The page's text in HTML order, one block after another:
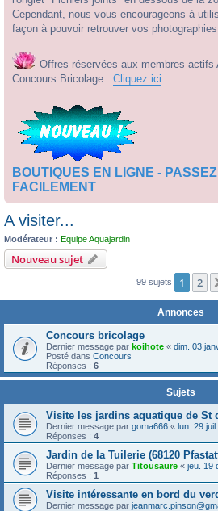
Cependant, nous vous encourageons à
façon à pouvoir retrouver vos
Offres réservées aux membres actifs
Concours Bricolage : Cliquez ici
BOUTIQUES EN LIGNE -
FACILEMENT
A visiter...
Modérateur : Equipe Aquajardin
Nouveau sujet
99 sujets 1 2
Annonces
Concours bricolage
Dernier message par koihote « dim. 03
Posté dans Concours
Réponses : 6
Sujets
Visite les jardins aquatique de St
Dernier message par goma666 « lun. 29
Réponses : 4
Jardin de la Tuilerie (68120
Dernier message par Titousaure « jeu. 19
Réponses : 1
Visite intéressante en bord du
Dernier message par